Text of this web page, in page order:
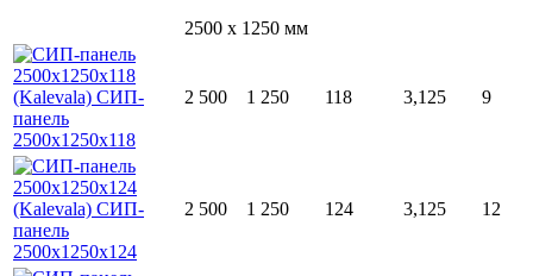
2500 x 1250 мм
2 500 1 250 118 3,125 9
2 500 1 250 124 3,125 12